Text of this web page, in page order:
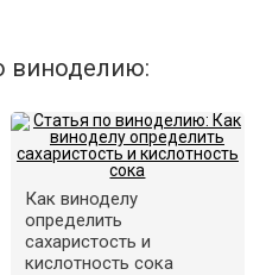
виноделию:
Как виноделу
определить
сахаристость и
кислотность сока